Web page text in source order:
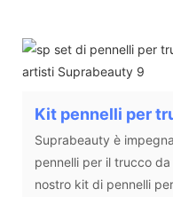
Kit pennelli per
Suprabeauty è
pennelli per il trucco
nostro kit di pennelli